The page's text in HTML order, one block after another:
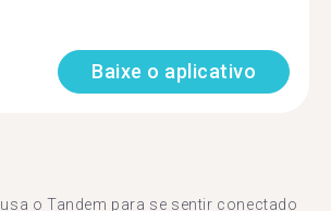
Baixe o aplicativo
usa o Tandem para se sentir conectado